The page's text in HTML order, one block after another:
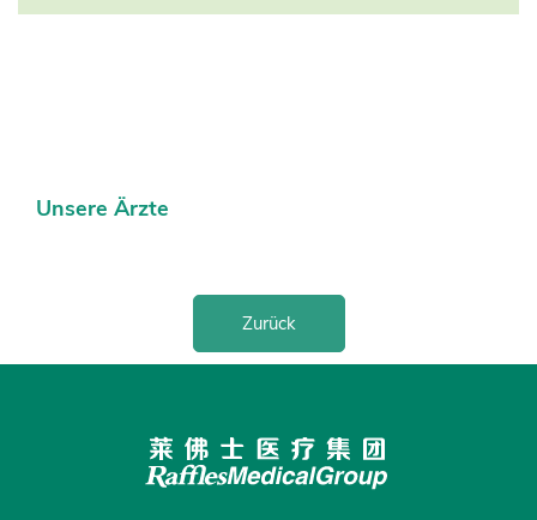
Unsere Ärzte
Zurück